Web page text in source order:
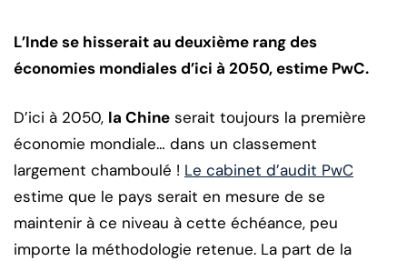
L’Inde se hisserait au deuxième rang des
économies mondiales d’ici à 2050, estime PwC.
D’ici à 2050, la Chine serait toujours la première
économie mondiale… dans un classement
largement chamboulé ! Le cabinet d’audit PwC
estime que le pays serait en mesure de se
maintenir à ce niveau à cette échéance, peu
importe la méthodologie retenue. La part de la